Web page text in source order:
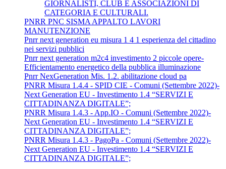
GIORNALISTI, CLUB E ASSOCIAZIONI DI
CATEGORIA E CULTURALI.
PNRR PNC SISMA APPALTO LAVORI
MANUTENZIONE
Pnrr next generation eu misura 1 4 1 esperienza del cittadino
nei servizi pubblici
Pnrr next generation m2c4 investimento 2 piccole opere-
Efficientamento energetico della pubblica illuminazione
Pnrr NexGeneration Mis. 1.2. abilitazione cloud pa
PNRR Misura 1.4.4 - SPID CIE - Comuni (Settembre 2022)-
Next Generation EU - Investimento 1.4 “SERVIZI E
CITTADINANZA DIGITALE”;
PNRR Misura 1.4.3 - App.IO - Comuni (Settembre 2022)-
Next Generation EU - Investimento 1.4 “SERVIZI E
CITTADINANZA DIGITALE”;
PNRR Misura 1.4.3 - PagoPa - Comuni (Settembre 2022)-
Next Generation EU - Investimento 1.4 “SERVIZI E
CITTADINANZA DIGITALE”;